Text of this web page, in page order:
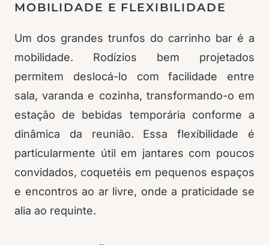
MOBILIDADE E FLEXIBILIDADE
Um dos grandes trunfos do carrinho bar é a
mobilidade. Rodízios bem projetados
permitem deslocá-lo com facilidade entre
sala, varanda e cozinha, transformando-o em
estação de bebidas temporária conforme a
dinâmica da reunião. Essa flexibilidade é
particularmente útil em jantares com poucos
convidados, coquetéis em pequenos espaços
e encontros ao ar livre, onde a praticidade se
alia ao requinte.